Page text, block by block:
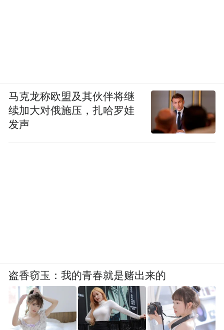
马克龙称欧盟及其伙伴将继
续加大对俄施压，扎哈罗娃
发声
盗香窃玉：我的青春就是赌出来的